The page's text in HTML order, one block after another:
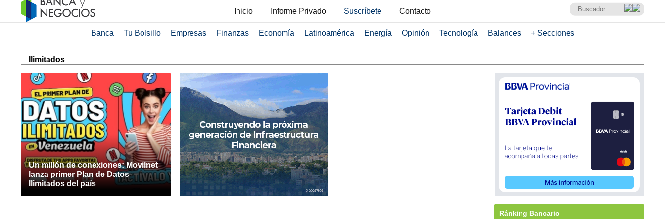
Inicio Informe Privado Suscríbete Contacto
Banca Tu Bolsillo Empresas Finanzas Economía Latinoamérica Energía Opinión Tecnología Balances + Secciones
Ilimitados
Un millón de conexiones: Movilnet
lanza primer Plan de Datos
Ilimitados del país
Ránking Bancario